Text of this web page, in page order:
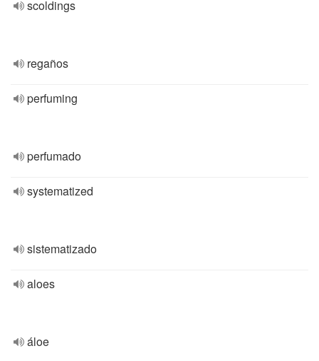
scoldings
regaños
perfuming
perfumado
systematized
sistematizado
aloes
áloe